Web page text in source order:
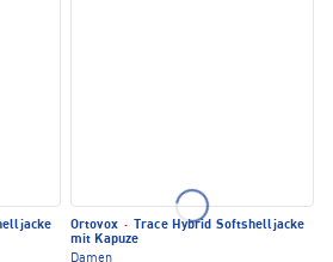
Ortovox ·
Trace Hybrid Softshelljacke
mit Kapuze
Damen